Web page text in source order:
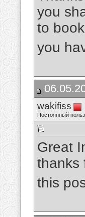
you
to
you
wakifiss
Постоянный
Great
thanks
this